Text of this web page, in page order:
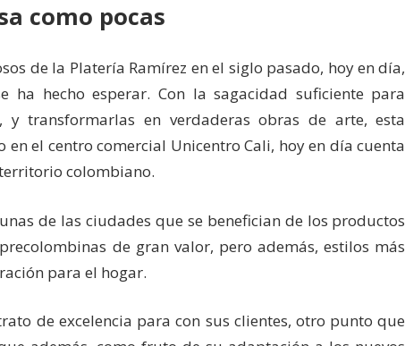
como pocas
de la Platería Ramírez en el siglo pasado, hoy en día,
hecho esperar. Con la sagacidad suficiente para
y transformarlas en verdaderas obras de arte, esta
el centro comercial Unicentro Cali, hoy en día cuenta
colombiano.
de las ciudades que se benefician de los productos
de gran valor, pero además, estilos más
para el hogar.
de excelencia para con sus clientes, otro punto que